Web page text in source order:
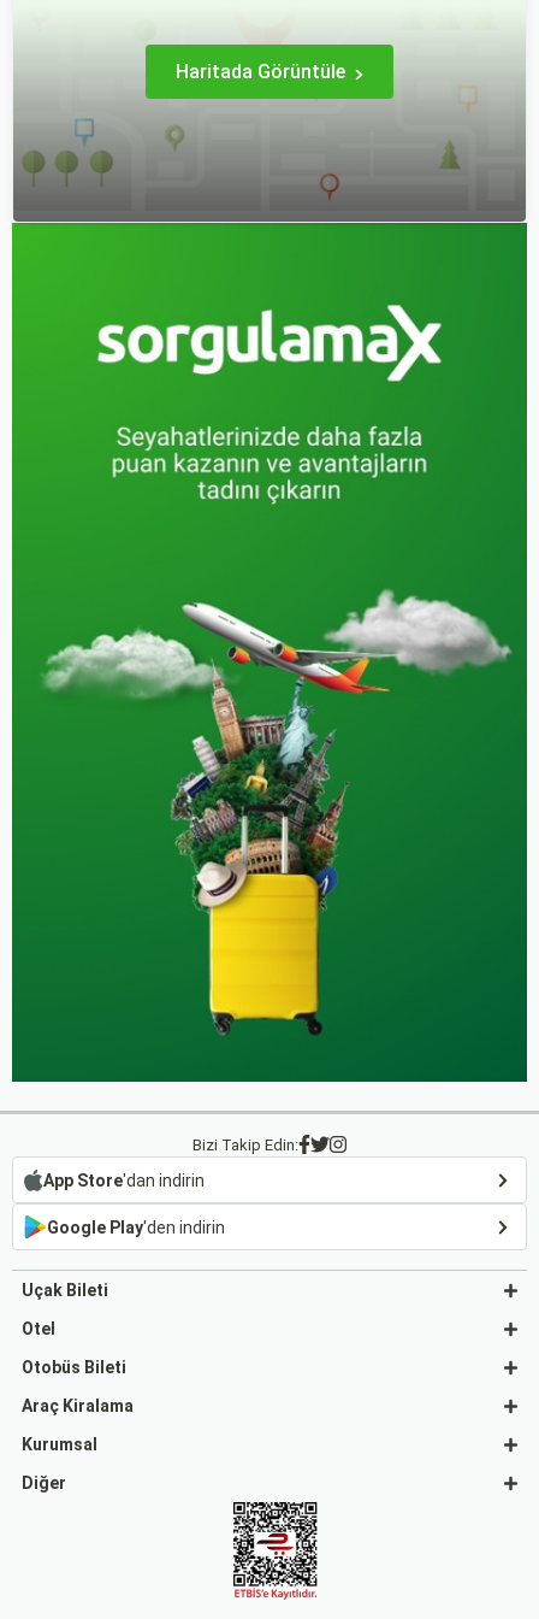
Haritada Görüntüle
Bizi Takip Edin:
App Store'dan indirin
Google Play'den indirin
Uçak Bileti
Otel
Otobüs Bileti
Araç Kiralama
Kurumsal
Diğer